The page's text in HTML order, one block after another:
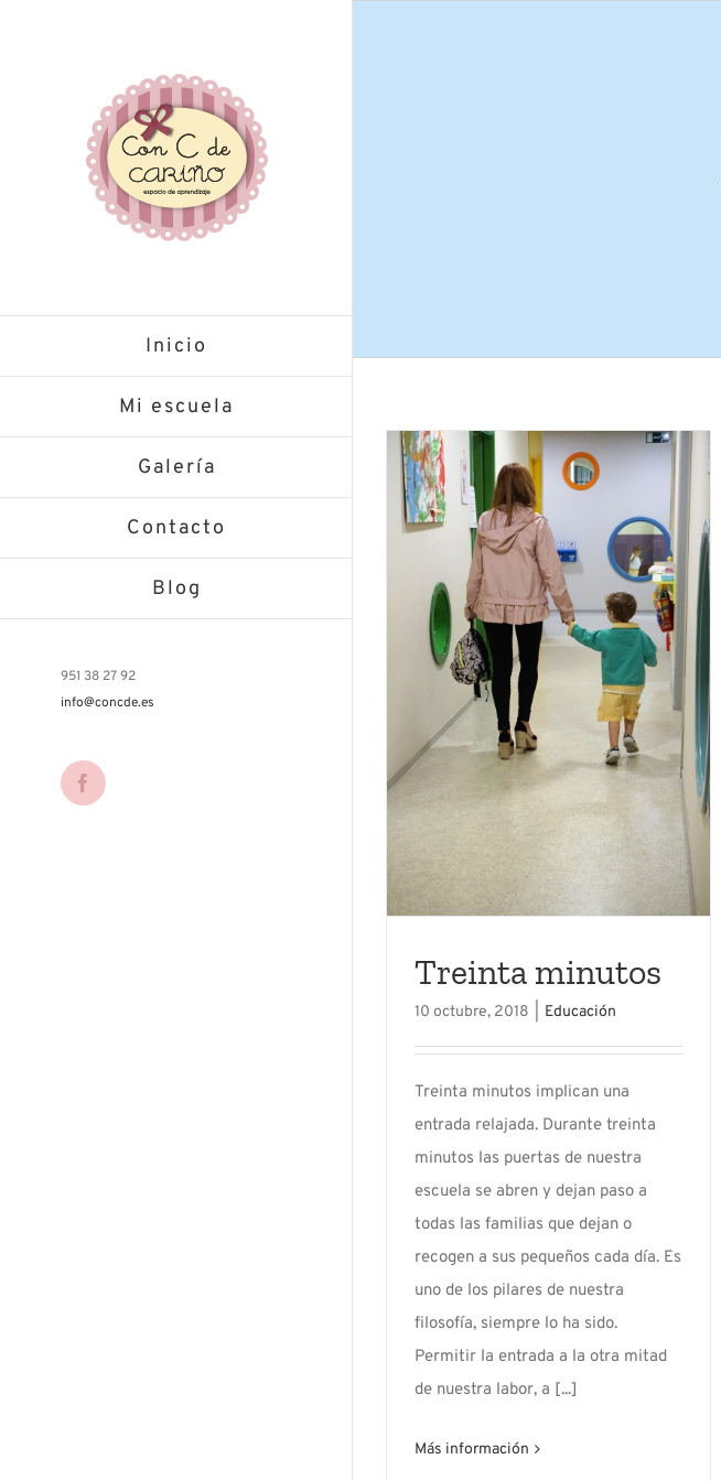
Inicio
Mi escuela
Galería
Contacto
Blog
951 38 27 92
info@concde.es
Facebook
Treinta minutos
10 octubre, 2018 Educación
Treinta minutos implican una
entrada relajada. Durante treinta
minutos las puertas de nuestra
escuela se abren y dejan paso a
todas las familias que dejan o
recogen a sus pequeños cada día. Es
uno de los pilares de nuestra
filosofía, siempre lo ha sido.
Permitir la entrada a la otra mitad
de nuestra labor, a [...]
Más información